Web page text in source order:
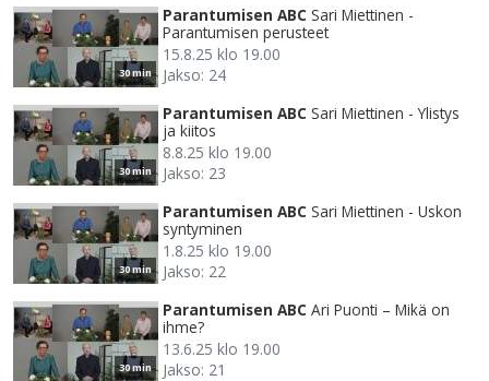
30 min
Parantumisen ABC Sari Miettinen -
Parantumisen perusteet
15.8.25 klo 19.00
Jakso: 24
30 min
Parantumisen ABC Sari Miettinen - Ylistys
ja kiitos
8.8.25 klo 19.00
Jakso: 23
30 min
Parantumisen ABC Sari Miettinen - Uskon
syntyminen
1.8.25 klo 19.00
Jakso: 22
30 min
Parantumisen ABC Ari Puonti – Mikä on
ihme?
13.6.25 klo 19.00
Jakso: 21